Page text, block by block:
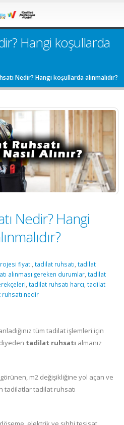
Hangi koşullarda
Nedir? Hangi koşullarda alınmalıdır?
Nedir? Hangi
fiyatı tadilat ruhsatı tadilat
alınması gereken durumlar tadilat
tadilat ruhsatı harcı tadilat
nedir
tüm tadilat işlemleri için
tadilat ruhsatı almanız
m2 değişikliğine yol açan ve
tadilatlar tadilat ruhsatı